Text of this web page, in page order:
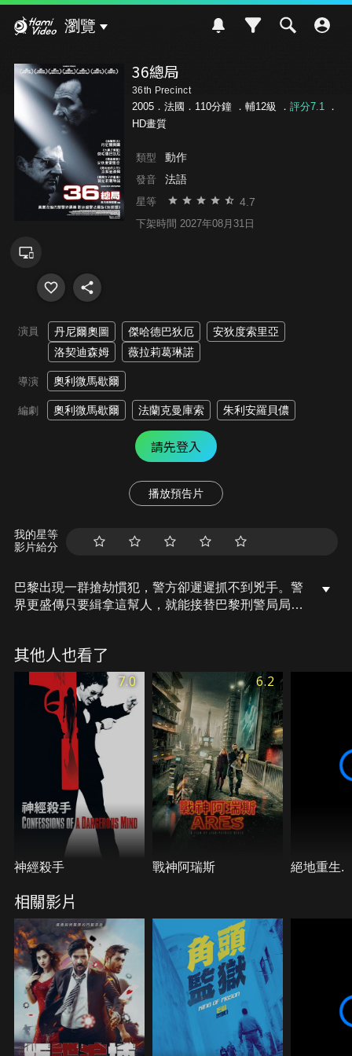
瀏覽
36總局
36th Precinct
2005．法國．110分鐘 ． 輔12級 ． 評分7.1．
HD畫質
類型 動作
發音 法語
星等 4.7
下架時間 2027年08月31日
演員 丹尼爾奧圖 傑哈德巴狄厄
安狄度索里亞
洛契迪森姆
薇拉莉葛琳諾
導演 奧利微馬歇爾
編劇 奧利微馬歇爾 法蘭克曼庫索 朱利安羅貝儂
請先登入
播放預告片
我的星等
影片給分
巴黎出現一群搶劫慣犯，警方卻遲遲抓不到兇手。警
界更盛傳只要緝拿這幫人，就能接替巴黎刑警局局長
因服從上級導致隊友殉職，激烈競爭權勢的兩人開始
迷失在道德邊界、無視法律，這場權力戰爭將何去何
其他人也看了
7.0
神經殺手
6.2
戰神阿瑞斯 絕地重生.
相關影片